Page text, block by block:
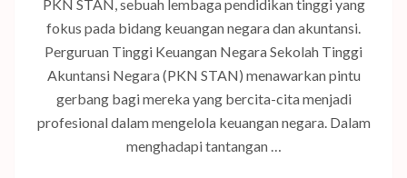
PKN STAN, sebuah lembaga pendidikan tinggi yang
fokus pada bidang keuangan negara dan akuntansi.
Perguruan Tinggi Keuangan Negara Sekolah Tinggi
Akuntansi Negara (PKN STAN) menawarkan pintu
gerbang bagi mereka yang bercita-cita menjadi
profesional dalam mengelola keuangan negara. Dalam
menghadapi tantangan …